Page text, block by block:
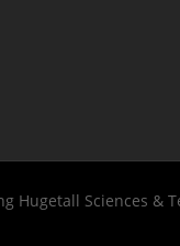
Hugetall Sciences